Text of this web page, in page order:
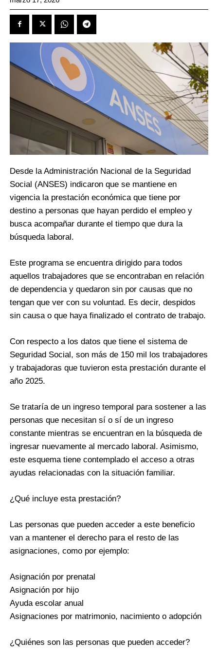
Desde la Administración Nacional de la Seguridad
Social (ANSES) indicaron que se mantiene en
vigencia la prestación económica que tiene por
destino a personas que hayan perdido el empleo y
busca acompañar durante el tiempo que dura la
búsqueda laboral.
Este programa se encuentra dirigido para todos
aquellos trabajadores que se encontraban en relación
de dependencia y quedaron sin por causas que no
tengan que ver con su voluntad. Es decir, despidos
sin causa o que haya finalizado el contrato de trabajo.
Con respecto a los datos que tiene el sistema de
Seguridad Social, son más de 150 mil los trabajadores
y trabajadoras que tuvieron esta prestación durante el
año 2025.
Se trataría de un ingreso temporal para sostener a las
personas que necesitan sí o sí de un ingreso
constante mientras se encuentran en la búsqueda de
ingresar nuevamente al mercado laboral. Asimismo,
este esquema tiene contemplado el acceso a otras
ayudas relacionadas con la situación familiar.
¿Qué incluye esta prestación?
Las personas que pueden acceder a este beneficio
van a mantener el derecho para el resto de las
asignaciones, como por ejemplo:
Asignación por prenatal
Asignación por hijo
Ayuda escolar anual
Asignaciones por matrimonio, nacimiento o adopción
¿Quiénes son las personas que pueden acceder?